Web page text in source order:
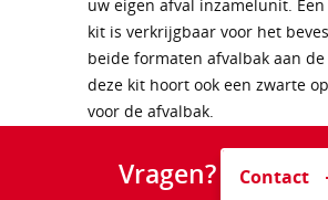
uw eigen afval inzamelunit.
kit is verkrijgbaar voor het
beide formaten afvalbak aan
deze kit hoort ook een zwarte
voor de afvalbak.
Vragen? Contact